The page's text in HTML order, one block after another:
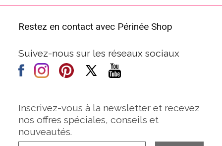
Restez en contact avec Périnée Shop
Suivez-nous sur les réseaux sociaux
Inscrivez-vous à la newsletter et recevez
nos offres spéciales, conseils et
nouveautés.